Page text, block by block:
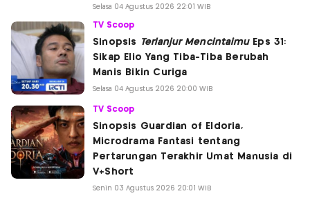
Selasa 04 Agustus 2026 22:01 WIB
TV Scoop
Sinopsis Terlanjur MencintaimuEps 31:
Sikap Elio Yang Tiba-Tiba Berubah
Manis Bikin Curiga
Selasa 04 Agustus 2026 20:00 WIB
TV Scoop
Sinopsis Guardian of Eldoria,
Microdrama Fantasi tentang
Pertarungan Terakhir Umat Manusia di
V+Short
Senin 03 Agustus 2026 20:01 WIB